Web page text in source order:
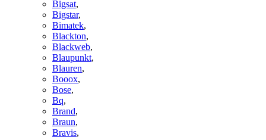
Bigsat,
Bigstar,
Bimatek,
Blackton,
Blackweb,
Blaupunkt,
Blauren,
Booox,
Bose,
Bq,
Brand,
Braun,
Bravis,